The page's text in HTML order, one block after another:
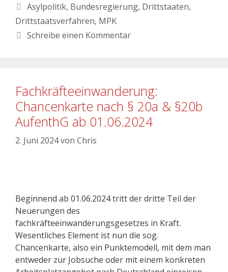
Asylpolitik, Bundesregierung, Drittstaaten,
Drittstaatsverfahren, MPK
Schreibe einen Kommentar
Fachkräfteeinwanderung:
Chancenkarte nach § 20a & §20b
AufenthG ab 01.06.2024
2. Juni 2024von Chris
Beginnend ab 01.06.2024 tritt der dritte Teil der
Neuerungen des
fachkräfteeinwanderungsgesetzes in Kraft.
Wesentliches Element ist nun die sog.
Chancenkarte, also ein Punktemodell, mit dem man
entweder zur Jobsuche oder mit einem konkreten